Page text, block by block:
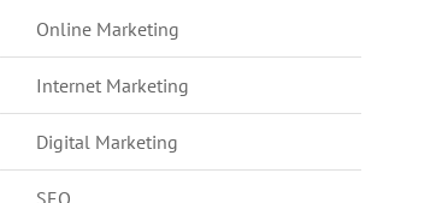
Online Marketing
Internet Marketing
Digital Marketing
SEO